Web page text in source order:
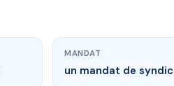
MANDAT
un mandat de syndic